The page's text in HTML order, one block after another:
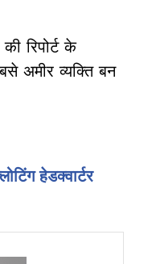
रिपोर्ट के
अमीर व्यक्ति बन
हेडक्वार्टर